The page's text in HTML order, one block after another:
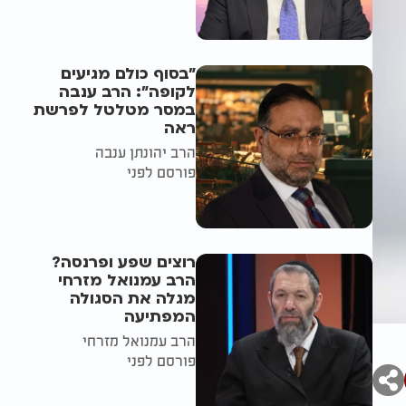
"בסוף כולם מגיעים
לקופה": הרב ענבה
במסר מטלטל לפרשת
ראה
הרב יהונתן ענבה
פורסם לפני
רוצים שפע ופרנסה?
הרב עמנואל מזרחי
מגלה את הסגולה
המפתיעה
הרב עמנואל מזרחי
פורסם לפני